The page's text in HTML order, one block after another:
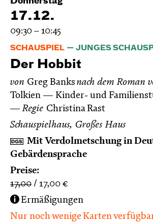
17.12.
09:30 – 10:45
SCHAUSPIEL JUNGES
Der Hobbit
von Greg Banks nach dem Roman
Tolkien
Kinder- und
Regie Christina Rast
Schauspielhaus, Großes Haus
Mit Verdolmetschung in
Gebärdensprache
Preise:
17,00
17,00 €
Ermäßigungen
Nur noch wenige Karten